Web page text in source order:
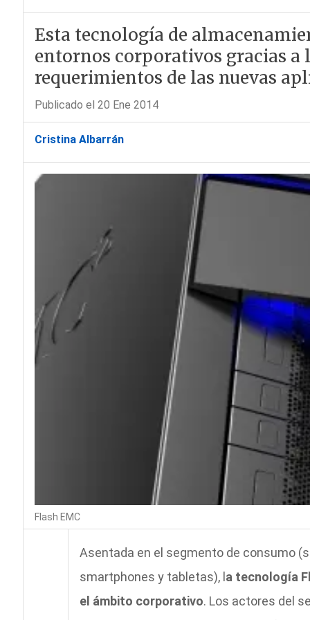
Esta tecnología de
entornos corporativos gracias a
requerimientos de las nuevas
Publicado el 20 Ene 2014
Cristina Albarrán
Flash EMC
Asentada en el segmento de consumo
smartphones y tabletas), la tecnología
el ámbito corporativo. Los actores del